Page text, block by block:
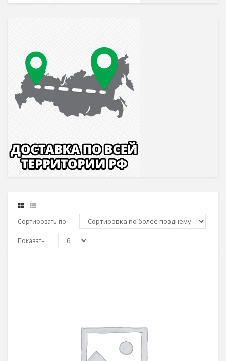
Сортировать по
Показать